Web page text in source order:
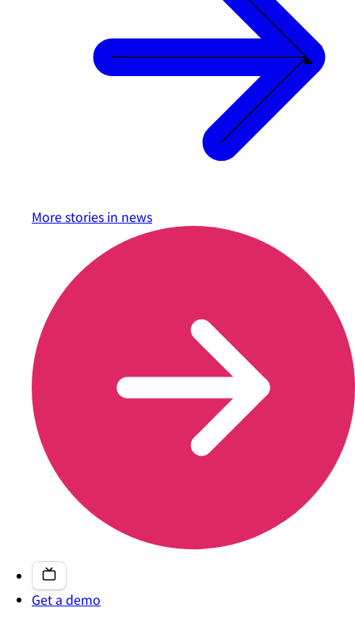
More stories in news
Get a demo